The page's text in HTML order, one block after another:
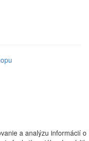
a analýzu informácií o